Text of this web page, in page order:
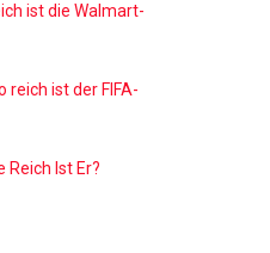
ist die Walmart-
reich ist der FIFA-
Reich Ist Er?